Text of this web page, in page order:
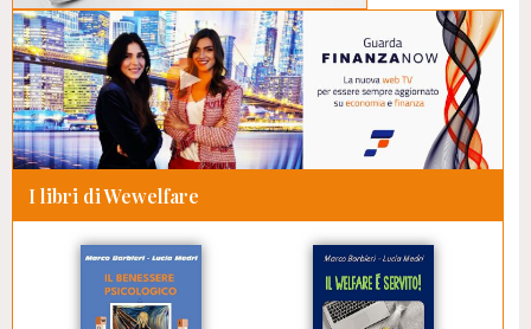
I libri di Wewelfare